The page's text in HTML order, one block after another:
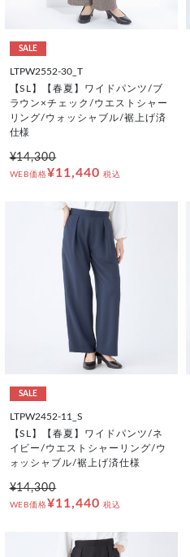
SALE
LTPW2552-30_T
【SL】【春夏】ワイドパンツ/ブ
ラウン×チェック/ウエストシャー
リング/ウォッシャブル/裾上げ済
仕様
¥14,300
WEB価格¥11,440 税込
SALE
LTPW2452-11_S
【SL】【春夏】ワイドパンツ/ネ
イビー/ウエストシャーリング/ウ
ォッシャブル/裾上げ済仕様
¥14,300
WEB価格¥11,440 税込